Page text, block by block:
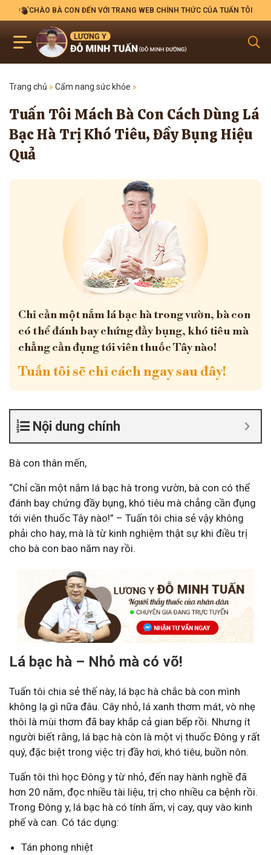
CHÀO BÀ CON ĐẾN VỚI TRANG WEB CHÍNH THỨC CỦA TUẤN TÔI
Trang chủ » Cẩm nang sức khỏe »
Tuấn Tôi Mách Bà Con Cách Dùng Lá
Bạc Hà Trị Khó Tiêu, Đầy Bụng Hiệu
Quả
Chỉ cần một nắm lá bạc hà trong vườn, bà con
có thể đánh bay chứng đầy bụng, khó tiêu mà
chẳng cần đụng tới viên thuốc Tây nào!
Tuấn tôi sẽ chỉ cách ngay sau đây!
Nội dung chính
Bà con thân mến,
“Chỉ cần một nắm lá bạc hà trong vườn, bà con có thể
đánh bay chứng đầy bụng, khó tiêu mà chẳng cần đụng
tới viên thuốc Tây nào!” – Tuấn tôi chia sẻ vậy không
phải cho hay, mà là từ kinh nghiệm thật sự khi điều trị
cho bà con bao năm nay rồi.
Lá bạc hà – Nhỏ mà có võ!
Tuấn tôi chia sẻ thế này, lá bạc hà chắc bà con mình
không lạ gì nữa đâu. Cây nhỏ, lá xanh thơm mát, vò nhẹ
thôi là mùi thơm đã bay khắp cả gian bếp rồi. Nhưng ít
người biết rằng, lá bạc hà còn là một vị thuốc Đông y rất
quý, đặc biệt trong việc trị đầy hơi, khó tiêu, buồn nôn.
Tuấn tôi thì học Đông y từ nhỏ, đến nay hành nghề đã
hơn 20 năm, đọc nhiều tài liệu, trị cho nhiều ca bệnh rồi.
Trong Đông y, lá bạc hà có tính ấm, vị cay, quy vào kinh
phế và can. Có tác dụng:
Tán phong nhiệt